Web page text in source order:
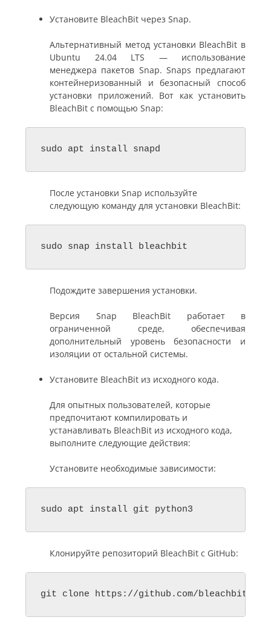
Установите BleachBit через Snap.
Альтернативный метод установки BleachBit в
Ubuntu 24.04 LTS — использование
менеджера пакетов Snap. Snaps предлагают
контейнеризованный и безопасный способ
установки приложений. Вот как установить
BleachBit с помощью Snap:
sudo apt install snapd
После установки Snap используйте
следующую команду для установки BleachBit:
sudo snap install bleachbit
Подождите завершения установки.
Версия Snap BleachBit работает в
ограниченной среде, обеспечивая
дополнительный уровень безопасности и
изоляции от остальной системы.
Установите BleachBit из исходного кода.
Для опытных пользователей, которые
предпочитают компилировать и
устанавливать BleachBit из исходного кода,
выполните следующие действия:
Установите необходимые зависимости:
sudo apt install git python3
Клонируйте репозиторий BleachBit с GitHub:
git clone https://github.com/bleachbit/